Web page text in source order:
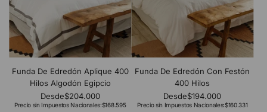
Funda De Edredón Aplique 400
Hilos Algodón Egipcio
Desde$204.000
Precio sin Impuestos Nacionales:$168.595
Funda De Edredón Con Festón
400 Hilos
Desde$194.000
Precio sin Impuestos Nacionales:$160.331